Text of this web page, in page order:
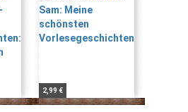
2,99 €